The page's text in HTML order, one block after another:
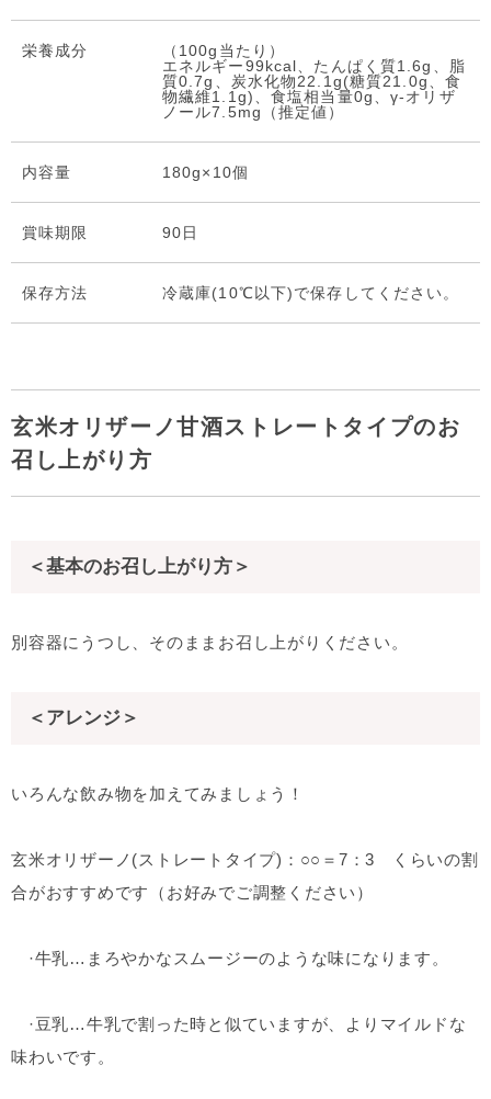
栄養成分
（100g当たり）
エネルギー99kcal、たんぱく質1.6g、脂
質0.7g、炭水化物22.1g(糖質21.0g、食
物繊維1.1g)、食塩相当量0g、γ-オリザ
ノール7.5mg（推定値）
内容量 180g×10個
賞味期限 90日
保存⽅法 冷蔵庫(10℃以下)で保存してください。
玄米オリザーノ甘酒ストレートタイプのお
召し上がり方
＜基本のお召し上がり方＞
別容器にうつし、そのままお召し上がりください。
＜アレンジ＞
いろんな飲み物を加えてみましょう！
玄米オリザーノ(ストレートタイプ)：○○＝7：3 くらいの割
合がおすすめです（お好みでご調整ください）
·牛乳…まろやかなスムージーのような味になります。
·豆乳…牛乳で割った時と似ていますが、よりマイルドな
味わいです。